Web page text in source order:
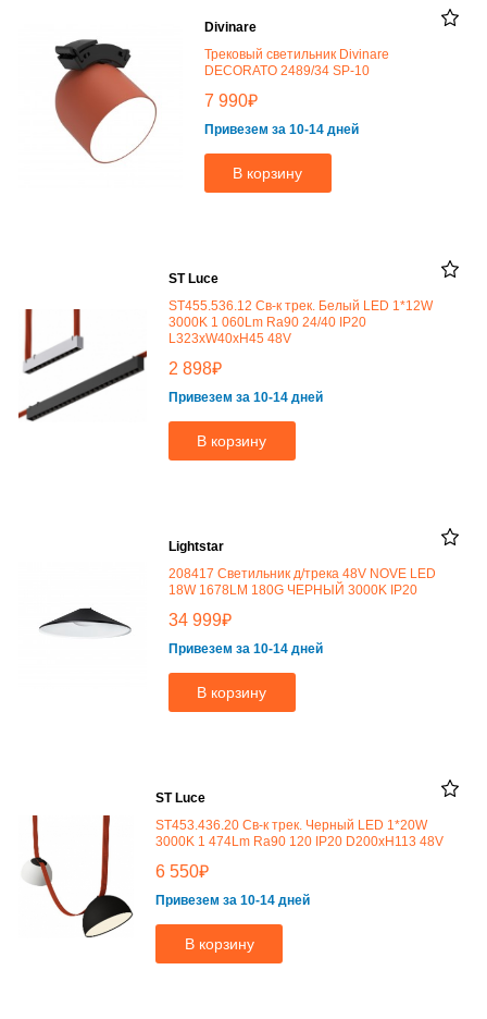
Divinare
Трековый светильник Divinare
DECORATO 2489/34 SP-10
7 990₽
Привезем за 10-14 дней
В корзину
ST Luce
ST455.536.12 Св-к трек. Белый LED 1*12W
3000K 1 060Lm Ra90 24/40 IP20
L323xW40xH45 48V
2 898₽
Привезем за 10-14 дней
В корзину
Lightstar
208417 Светильник д/трека 48V NOVE LED
18W 1678LM 180G ЧЕРНЫЙ 3000K IP20
34 999₽
Привезем за 10-14 дней
В корзину
ST Luce
ST453.436.20 Св-к трек. Черный LED 1*20W
3000K 1 474Lm Ra90 120 IP20 D200xH113 48V
6 550₽
Привезем за 10-14 дней
В корзину